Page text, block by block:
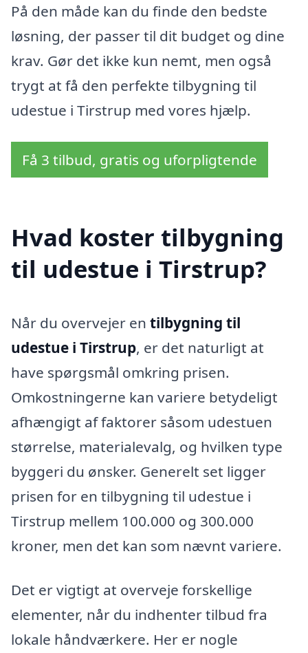
På den måde kan du finde den bedste
løsning, der passer til dit budget og dine
krav. Gør det ikke kun nemt, men også
trygt at få den perfekte tilbygning til
udestue i Tirstrup med vores hjælp.
Få 3 tilbud, gratis og uforpligtende
Hvad koster tilbygning
til udestue i Tirstrup?
Når du overvejer en tilbygning til
udestue i Tirstrup, er det naturligt at
have spørgsmål omkring prisen.
Omkostningerne kan variere betydeligt
afhængigt af faktorer såsom udestuen
størrelse, materialevalg, og hvilken type
byggeri du ønsker. Generelt set ligger
prisen for en tilbygning til udestue i
Tirstrup mellem 100.000 og 300.000
kroner, men det kan som nævnt variere.
Det er vigtigt at overveje forskellige
elementer, når du indhenter tilbud fra
lokale håndværkere. Her er nogle